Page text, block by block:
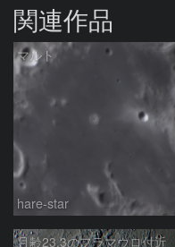
関連作品
マルト
hare-star
月齢23.3のフラマウロ付近